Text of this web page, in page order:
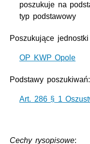
poszukuje na
typ podstawowy
Poszukujące
OP KWP Opole
Podstawy poszukiwań:
Art. 286 § 1
Cechy rysopisowe: